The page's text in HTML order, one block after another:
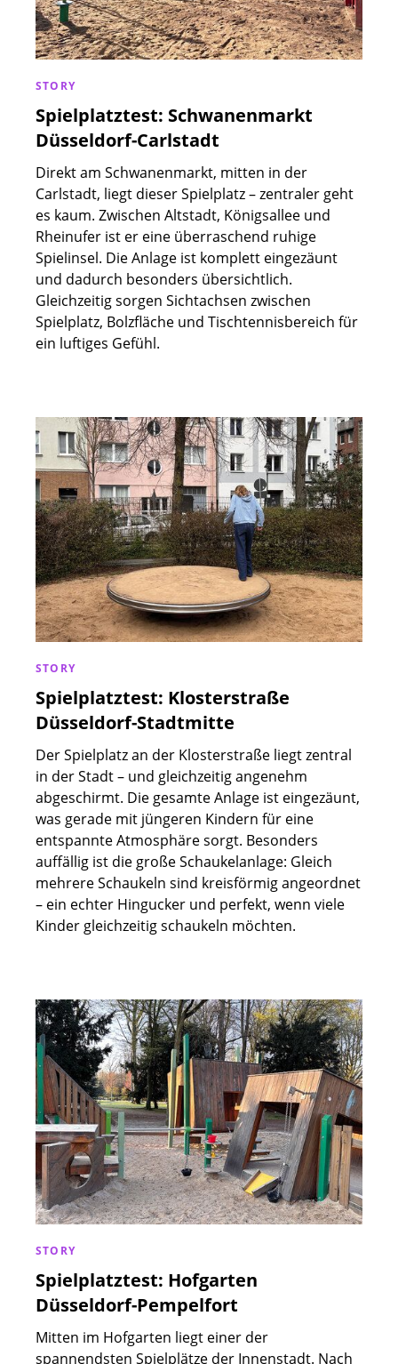
STORY
Spielplatztest: Schwanenmarkt
Düsseldorf-Carlstadt
Direkt am Schwanenmarkt, mitten in der
Carlstadt, liegt dieser Spielplatz – zentraler geht
es kaum. Zwischen Altstadt, Königsallee und
Rheinufer ist er eine überraschend ruhige
Spielinsel. Die Anlage ist komplett eingezäunt
und dadurch besonders übersichtlich.
Gleichzeitig sorgen Sichtachsen zwischen
Spielplatz, Bolzfläche und Tischtennisbereich für
ein luftiges Gefühl.
STORY
Spielplatztest: Klosterstraße
Düsseldorf-Stadtmitte
Der Spielplatz an der Klosterstraße liegt zentral
in der Stadt – und gleichzeitig angenehm
abgeschirmt. Die gesamte Anlage ist eingezäunt,
was gerade mit jüngeren Kindern für eine
entspannte Atmosphäre sorgt. Besonders
auffällig ist die große Schaukelanlage: Gleich
mehrere Schaukeln sind kreisförmig angeordnet
– ein echter Hingucker und perfekt, wenn viele
Kinder gleichzeitig schaukeln möchten.
STORY
Spielplatztest: Hofgarten
Düsseldorf-Pempelfort
Mitten im Hofgarten liegt einer der
spannendsten Spielplätze der Innenstadt. Nach